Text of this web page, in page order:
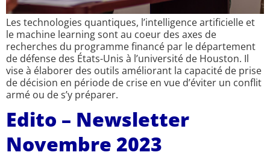
Les technologies quantiques, l’intelligence artificielle et
le machine learning sont au coeur des axes de
recherches du programme financé par le département
de défense des États-Unis à l’université de Houston. Il
vise à élaborer des outils améliorant la capacité de prise
de décision en période de crise en vue d’éviter un conflit
armé ou de s’y préparer.
Edito – Newsletter
Novembre 2023